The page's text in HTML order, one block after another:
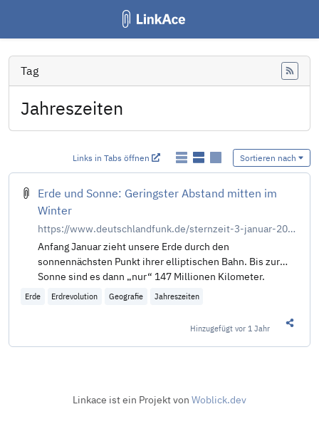
Tag
Jahreszeiten
Links in Tabs öffnen Sortieren nach
Erde und Sonne: Geringster Abstand mitten im
Winter
https://www.deutschlandfunk.de/sternzeit-3-januar-2025-die-erde-in-sonnennaehe-mitten-im-winter-dlf-d99e35e2-100.html
Anfang Januar zieht unsere Erde durch den
sonnennächsten Punkt ihrer elliptischen Bahn. Bis zur
Sonne sind es dann „nur“ 147 Millionen Kilometer.
Erde Erdrevolution Geografie Jahreszeiten
Hinzugefügtvor 1 Jahr
Linkace ist ein Projekt von Woblick.dev